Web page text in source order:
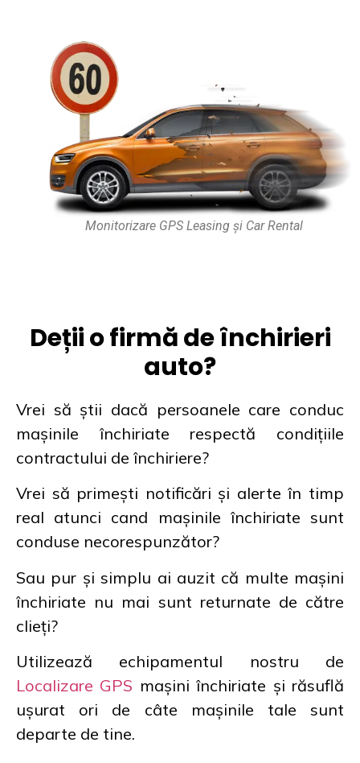
Monitorizare GPS Leasing și Car Rental
Deții o firmă de închirieri
auto?
Vrei să știi dacă persoanele care conduc
mașinile închiriate respectă condițiile
contractului de închiriere?
Vrei să primești notificări și alerte în timp
real atunci cand mașinile închiriate sunt
conduse necorespunzător?
Sau pur și simplu ai auzit că multe mașini
închiriate nu mai sunt returnate de către
clieți?
Utilizează echipamentul nostru de
Localizare GPS mașini închiriate și răsuflă
ușurat ori de câte mașinile tale sunt
departe de tine.